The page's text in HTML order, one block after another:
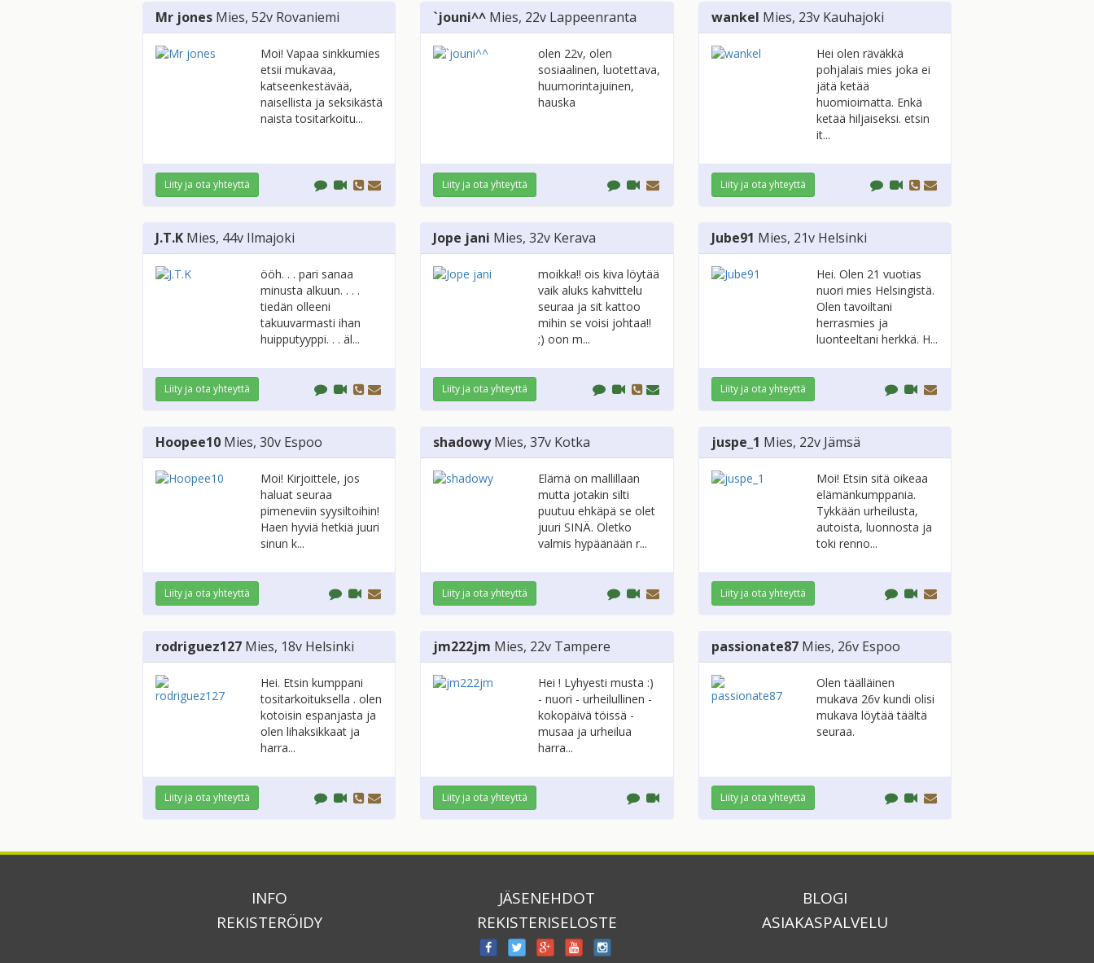
Mr jones Mies, 52v Rovaniemi
Moi! Vapaa sinkkumies
etsii mukavaa,
katseenkestävää,
naisellista ja seksikästä
naista tositarkoitu...
Liity ja ota yhteyttä
`jouni^^ Mies, 22v Lappeenranta
olen 22v, olen
sosiaalinen, luotettava,
huumorintajuinen,
hauska
Liity ja ota yhteyttä
wankel Mies, 23v Kauhajoki
Hei olen räväkkä
pohjalais mies joka ei
jätä ketää
huomioimatta. Enkä
ketää hiljaiseksi. etsin
it...
Liity ja ota yhteyttä
J.T.K Mies, 44v Ilmajoki
ööh. . . pari sanaa
minusta alkuun. . . .
tiedän olleeni
takuuvarmasti ihan
huipputyyppi. . . äl...
Liity ja ota yhteyttä
Jope jani Mies, 32v Kerava
moikka!! ois kiva löytää
vaik aluks kahvittelu
seuraa ja sit kattoo
mihin se voisi johtaa!!
;) oon m...
Liity ja ota yhteyttä
Jube91 Mies, 21v Helsinki
Hei. Olen 21 vuotias
nuori mies Helsingistä.
Olen tavoiltani
herrasmies ja
luonteeltani herkkä. H...
Liity ja ota yhteyttä
Hoopee10 Mies, 30v Espoo
Moi! Kirjoittele, jos
haluat seuraa
pimeneviin syysiltoihin!
Haen hyviä hetkiä juuri
sinun k...
Liity ja ota yhteyttä
shadowy Mies, 37v Kotka
Elämä on mallillaan
mutta jotakin silti
puutuu ehkäpä se olet
juuri SINÄ. Oletko
valmis hypäänään r...
Liity ja ota yhteyttä
juspe_1 Mies, 22v Jämsä
Moi! Etsin sitä oikeaa
elämänkumppania.
Tykkään urheilusta,
autoista, luonnosta ja
toki renno...
Liity ja ota yhteyttä
rodriguez127 Mies, 18v Helsinki
Hei. Etsin kumppani
tositarkoituksella . olen
kotoisin espanjasta ja
olen lihaksikkaat ja
harra...
Liity ja ota yhteyttä
jm222jm Mies, 22v Tampere
Hei ! Lyhyesti musta :)
- nuori - urheilullinen -
kokopäivä töissä -
musaa ja urheilua
harra...
Liity ja ota yhteyttä
passionate87 Mies, 26v Espoo
Olen täälläinen
mukava 26v kundi olisi
mukava löytää täältä
seuraa.
Liity ja ota yhteyttä
INFO
REKISTERÖIDY
JÄSENEHDOT
REKISTERISELOSTE
BLOGI
ASIAKASPALVELU